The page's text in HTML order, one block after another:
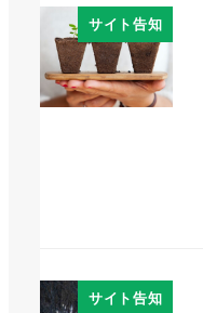
サイト告知
サイト告知